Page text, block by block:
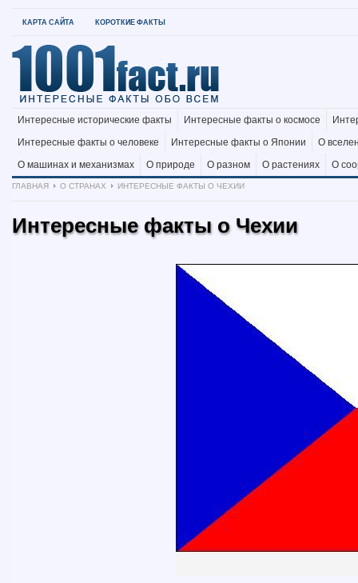
КАРТА САЙТА КОРОТКИЕ ФАКТЫ
Интересные исторические факты Интересные факты о космосе
Интересные факты о человеке
Интересные факты о Японии
О
О машинах и механизмах
О природе О разном О растениях
О
ГЛАВНАЯ
О СТРАНАХ ИНТЕРЕСНЫЕ ФАКТЫ О ЧЕХИИ
Интересные факты о Чехии